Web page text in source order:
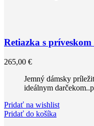
Retiazka s
265,00 €
Jemný dámsky
ideálnym
Pridať na wishlist
Pridať do košíka